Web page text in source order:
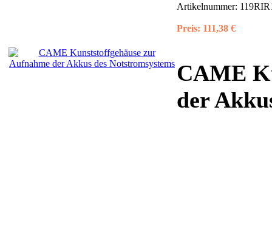
Artikelnummer:
Preis: 111,38 €
CAME
der